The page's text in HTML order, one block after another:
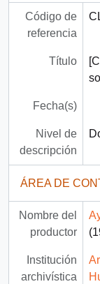
Código de
referencia
Título
Fecha(s)
Nivel de
descripción
ÁREA DE
Nombre del
productor
Institución
archivística